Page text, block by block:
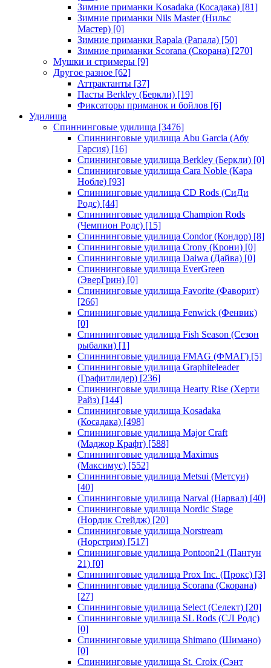
Зимние приманки Kosadaka (Косадака) [81]
Зимние приманки Nils Master (Нильс
Мастер) [0]
Зимние приманки Rapala (Рапала) [50]
Зимние приманки Scorana (Скорана) [270]
Мушки и стримеры [9]
Другое разное [62]
Аттрактанты [37]
Пасты Berkley (Беркли) [19]
Фиксаторы приманок и бойлов [6]
Удилища
Спиннинговые удилища [3476]
Спиннинговые удилища Abu Garcia (Абу
Гарсия) [16]
Спиннинговые удилища Berkley (Беркли) [0]
Спиннинговые удилища Cara Noble (Кара
Нобле) [93]
Спиннинговые удилища CD Rods (СиДи
Родс) [44]
Спиннинговые удилища Champion Rods
(Чемпион Родс) [15]
Спиннинговые удилища Condor (Кондор) [8]
Спиннинговые удилища Crony (Крони) [0]
Спиннинговые удилища Daiwa (Дайва) [0]
Спиннинговые удилища EverGreen
(ЭверГрин) [0]
Спиннинговые удилища Favorite (Фаворит)
[266]
Спиннинговые удилища Fenwick (Фенвик)
[0]
Спиннинговые удилища Fish Season (Сезон
рыбалки) [1]
Спиннинговые удилища FMAG (ФМАГ) [5]
Спиннинговые удилища Graphiteleader
(Графитлидер) [236]
Спиннинговые удилища Hearty Rise (Херти
Райз) [144]
Спиннинговые удилища Kosadaka
(Косадака) [498]
Спиннинговые удилища Major Craft
(Маджор Крафт) [588]
Спиннинговые удилища Maximus
(Максимус) [552]
Спиннинговые удилища Metsui (Метсуи)
[40]
Спиннинговые удилища Narval (Нарвал) [40]
Спиннинговые удилища Nordic Stage
(Нордик Стейдж) [20]
Спиннинговые удилища Norstream
(Норстрим) [517]
Спиннинговые удилища Pontoon21 (Пантун
21) [0]
Спиннинговые удилища Prox Inc. (Прокс) [3]
Спиннинговые удилища Scorana (Скорана)
[27]
Спиннинговые удилища Select (Селект) [20]
Спиннинговые удилища SL Rods (СЛ Родс)
[0]
Спиннинговые удилища Shimano (Шимано)
[0]
Спиннинговые удилища St. Croix (Сэнт